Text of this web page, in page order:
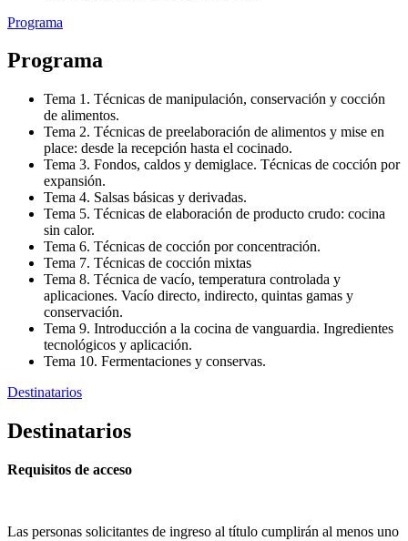
Programa
Programa
Tema 1. Técnicas de manipulación, conservación y cocción
de alimentos.
Tema 2. Técnicas de preelaboración de alimentos y mise en
place: desde la recepción hasta el cocinado.
Tema 3. Fondos, caldos y demiglace. Técnicas de cocción por
expansión.
Tema 4. Salsas básicas y derivadas.
Tema 5. Técnicas de elaboración de producto crudo: cocina
sin calor.
Tema 6. Técnicas de cocción por concentración.
Tema 7. Técnicas de cocción mixtas
Tema 8. Técnica de vacío, temperatura controlada y
aplicaciones. Vacío directo, indirecto, quintas gamas y
conservación.
Tema 9. Introducción a la cocina de vanguardia. Ingredientes
tecnológicos y aplicación.
Tema 10. Fermentaciones y conservas.
Destinatarios
Destinatarios
Requisitos de acceso
Las personas solicitantes de ingreso al título cumplirán al menos uno